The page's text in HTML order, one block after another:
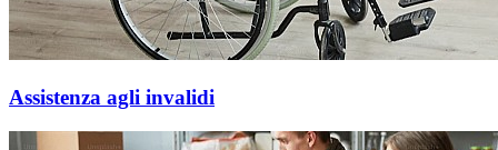
Assistenza agli invalidi